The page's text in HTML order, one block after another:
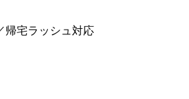
帰宅ラッシュ対応